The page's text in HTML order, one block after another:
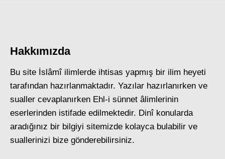
Hakkımızda
Bu site İslâmî ilimlerde ihtisas yapmış bir ilim heyeti
tarafından hazırlanmaktadır. Yazılar hazırlanırken ve
sualler cevaplanırken Ehl-i sünnet âlimlerinin
eserlerinden istifade edilmektedir. Dinî konularda
aradığınız bir bilgiyi sitemizde kolayca bulabilir ve
suallerinizi bize gönderebilirsiniz.